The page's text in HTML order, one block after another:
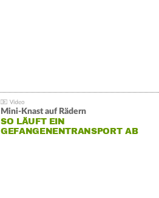
Mini-Knast auf Rädern
SO LÄUFT EIN
GEFANGENENTRANSPORT AB